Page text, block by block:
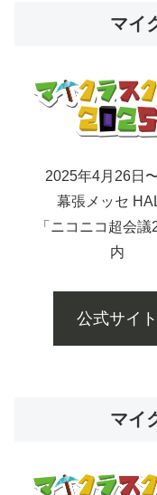
マイ
2025年4月26日
幕張メッセ
「ニコニコ超会議
内
公式サイト
マイ